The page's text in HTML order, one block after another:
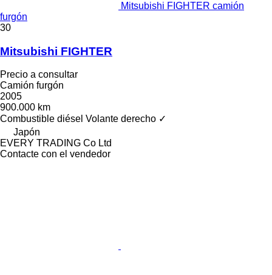
Mitsubishi FIGHTER camión
furgón
30
Mitsubishi FIGHTER
Precio a consultar
Camión furgón
2005
900.000 km
Combustible diésel Volante derecho ✓
Japón
EVERY TRADING Co Ltd
Contacte con el vendedor